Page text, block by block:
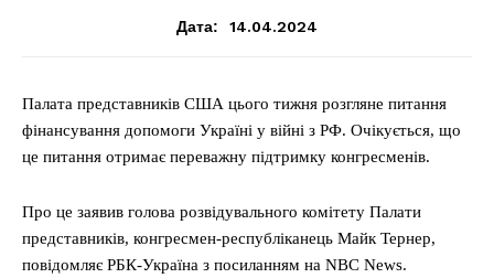
Дата: 14.04.2024
Палата представників США цього тижня розгляне питання
фінансування допомоги Україні у війні з РФ. Очікується, що
це питання отримає переважну підтримку конгресменів.
Про це заявив голова розвідувального комітету Палати
представників, конгресмен-республіканець Майк Тернер,
повідомляє РБК-Україна з посиланням на NBC News.